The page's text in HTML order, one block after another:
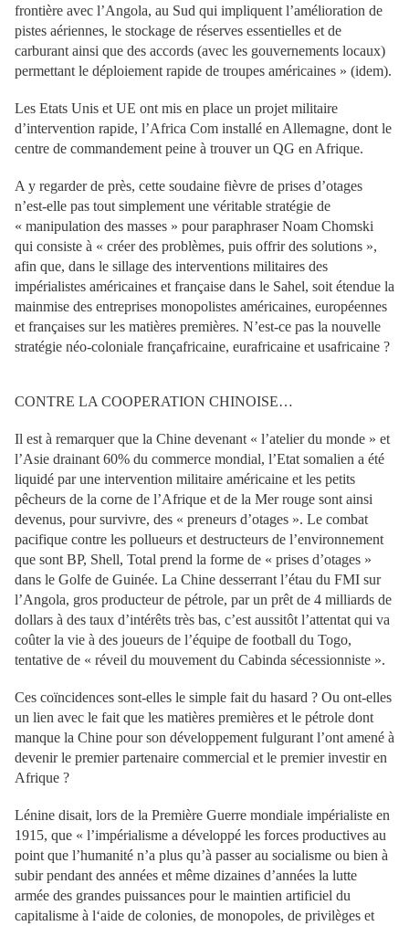
frontière avec l’Angola, au Sud qui impliquent l’amélioration de
pistes aériennes, le stockage de réserves essentielles et de
carburant ainsi que des accords (avec les gouvernements locaux)
permettant le déploiement rapide de troupes américaines » (idem).
Les Etats Unis et UE ont mis en place un projet militaire
d’intervention rapide, l’Africa Com installé en Allemagne, dont le
centre de commandement peine à trouver un QG en Afrique.
A y regarder de près, cette soudaine fièvre de prises d’otages
n’est-elle pas tout simplement une véritable stratégie de
« manipulation des masses » pour paraphraser Noam Chomski
qui consiste à « créer des problèmes, puis offrir des solutions »,
afin que, dans le sillage des interventions militaires des
impérialistes américaines et française dans le Sahel, soit étendue la
mainmise des entreprises monopolistes américaines, européennes
et françaises sur les matières premières. N’est-ce pas la nouvelle
stratégie néo-coloniale françafricaine, eurafricaine et usafricaine ?
CONTRE LA COOPERATION CHINOISE…
Il est à remarquer que la Chine devenant « l’atelier du monde » et
l’Asie drainant 60% du commerce mondial, l’Etat somalien a été
liquidé par une intervention militaire américaine et les petits
pêcheurs de la corne de l’Afrique et de la Mer rouge sont ainsi
devenus, pour survivre, des « preneurs d’otages ». Le combat
pacifique contre les pollueurs et destructeurs de l’environnement
que sont BP, Shell, Total prend la forme de « prises d’otages »
dans le Golfe de Guinée. La Chine desserrant l’étau du FMI sur
l’Angola, gros producteur de pétrole, par un prêt de 4 milliards de
dollars à des taux d’intérêts très bas, c’est aussitôt l’attentat qui va
coûter la vie à des joueurs de l’équipe de football du Togo,
tentative de « réveil du mouvement du Cabinda sécessionniste ».
Ces coïncidences sont-elles le simple fait du hasard ? Ou ont-elles
un lien avec le fait que les matières premières et le pétrole dont
manque la Chine pour son développement fulgurant l’ont amené à
devenir le premier partenaire commercial et le premier investir en
Afrique ?
Lénine disait, lors de la Première Guerre mondiale impérialiste en
1915, que « l’impérialisme a développé les forces productives au
point que l’humanité n’a plus qu’à passer au socialisme ou bien à
subir pendant des années et même dizaines d’années la lutte
armée des grandes puissances pour le maintien artificiel du
capitalisme à l‘aide de colonies, de monopoles, de privilèges et